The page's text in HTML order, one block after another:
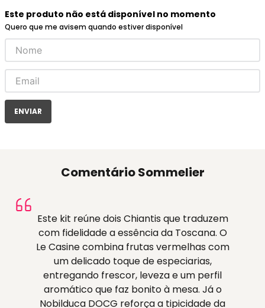
Este produto não está disponível no momento
Quero que me avisem quando estiver disponível
ENVIAR
Comentário Sommelier
Este kit reúne dois Chiantis que traduzem
com fidelidade a essência da Toscana. O
Le Casine combina frutas vermelhas com
um delicado toque de especiarias,
entregando frescor, leveza e um perfil
aromático que faz bonito à mesa. Já o
Nobilduca DOCG reforça a tipicidade da